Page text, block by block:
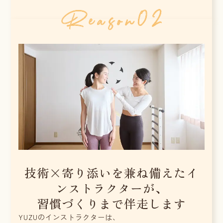
技術×寄り添いを兼ね備えたイ
ンストラクターが、
習慣づくりまで伴走します
YUZUのインストラクターは、